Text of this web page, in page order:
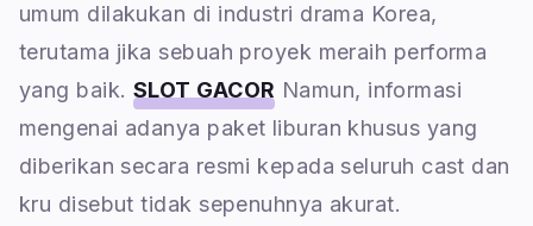
umum dilakukan di industri drama Korea,
terutama jika sebuah proyek meraih performa
yang baik. SLOT GACOR Namun, informasi
mengenai adanya paket liburan khusus yang
diberikan secara resmi kepada seluruh cast dan
kru disebut tidak sepenuhnya akurat.